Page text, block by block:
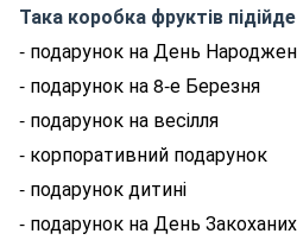
Така коробка фруктів
- подарунок на День
- подарунок на 8-е Березня
- подарунок на весілля
- корпоративний подарунок
- подарунок дитині
- подарунок на День Закоханих